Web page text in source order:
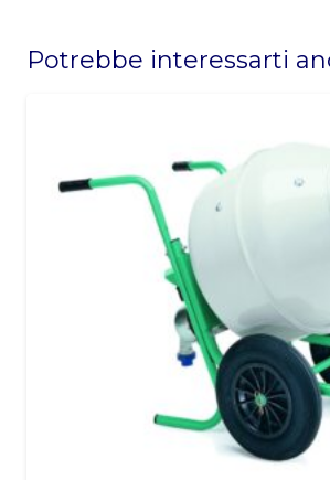
should
Potrebbe interessarti